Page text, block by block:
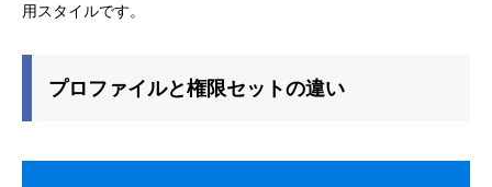
用スタイルです。
プロファイルと権限セットの違い